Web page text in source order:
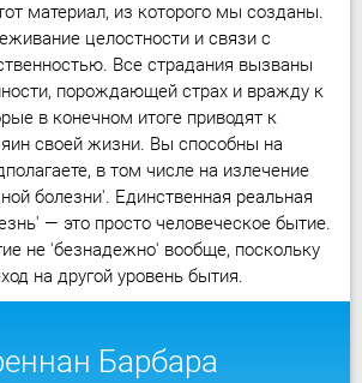
материал, из которого мы созданы.
целостности и связи с
Все страдания вызваны
порождающей страх и вражду к
в конечном итоге приводят к
своей жизни. Вы способны на
в том числе на излечение
болезни'. Единственная реальная
— это просто человеческое бытие.
не 'безнадежно' вообще, поскольку
на другой уровень бытия.
Барбара